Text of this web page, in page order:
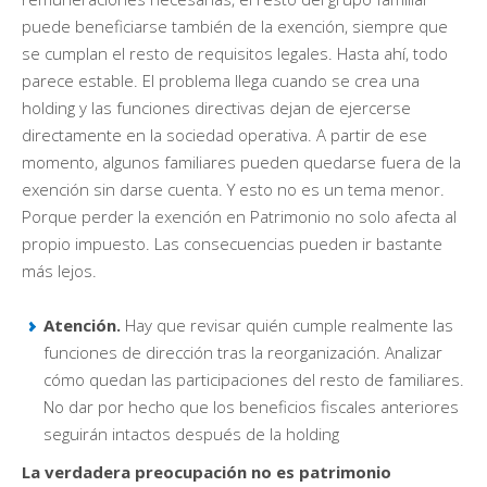
puede beneficiarse también de la exención, siempre que
se cumplan el resto de requisitos legales. Hasta ahí, todo
parece estable. El problema llega cuando se crea una
holding y las funciones directivas dejan de ejercerse
directamente en la sociedad operativa. A partir de ese
momento, algunos familiares pueden quedarse fuera de la
exención sin darse cuenta. Y esto no es un tema menor.
Porque perder la exención en Patrimonio no solo afecta al
propio impuesto. Las consecuencias pueden ir bastante
más lejos.
Atención. Hay que revisar quién cumple realmente las
funciones de dirección tras la reorganización. Analizar
cómo quedan las participaciones del resto de familiares.
No dar por hecho que los beneficios fiscales anteriores
seguirán intactos después de la holding
La verdadera preocupación no es patrimonio